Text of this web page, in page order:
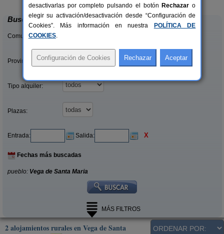
Buscar
Comunidades:
Provincias/Islas:
Tipo alquiler:
Plazas:
Entrada: Salida: X
Fechas más buscadas
pueblo: Vega de Santa Maria
MÁS FILTROS
2 alojamientos rurales en Vega de Santa
desactivarlas por completo pulsando el botón Rechazar o
elegir su activación/desactivación desde “Configuración de
Cookies”. Más información en nuestra
POLÍTICA DE
COOKIES.